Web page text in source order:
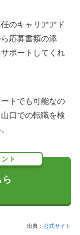
のキャリアアド
応募書類の添
ポートしてくれ
トでも可能なの
口での転職を検
ト
出典： 公式サイト